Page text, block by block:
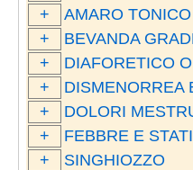
+
AMARO TONICO
+
BEVANDA
+
DIAFORETICO
+
DISMENORREA
+
DOLORI
+
FEBBRE E
+
SINGHIOZZO